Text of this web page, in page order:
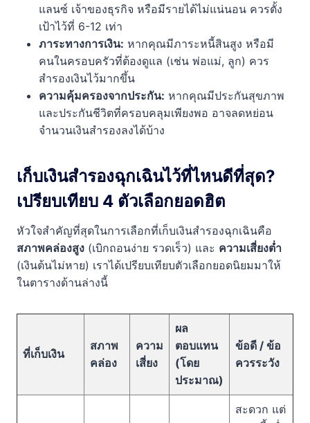
แลนซ์ เจ้าของธุรกิจ หรือมีรายได้ไม่แน่นอน ควรตั้ง
เป้าไว้ที่ 6-12 เท่า
ภาระทางการเงิน: หากคุณมีภาระหนี้สินสูง หรือมี
คนในครอบครัวที่ต้องดูแล (เช่น พ่อแม่, ลูก) ควร
สำรองเงินไว้มากขึ้น
ความคุ้มครองจากประกัน: หากคุณมีประกันสุขภาพ
และประกันชีวิตที่ครอบคลุมเพียงพอ อาจลดหย่อน
จำนวนเงินสำรองลงได้บ้าง
เก็บเงินสำรองฉุกเฉินไว้ที่ไหนดีที่สุด?
เปรียบเทียบ 4 ตัวเลือกยอดฮิต
หัวใจสำคัญที่สุดในการเลือกที่เก็บเงินสำรองฉุกเฉินคือ
สภาพคล่องสูง (เบิกถอนง่าย รวดเร็ว) และ ความเสี่ยงต่ำ
(เงินต้นไม่หาย) เราได้เปรียบเทียบตัวเลือกยอดนิยมมาให้
ในตารางด้านล่างนี้
ที่เก็บเงิน
สภาพ
คล่อง
ความ
เสี่ยง
ผล
ตอบแทน
(โดย
ประมาณ)
ข้อดี / ข้อ
ควรระวัง
สะดวก แต่